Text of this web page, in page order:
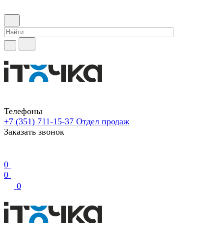
Телефоны
+7 (351) 711-15-37 Отдел продаж
Заказать звонок
0
0
0